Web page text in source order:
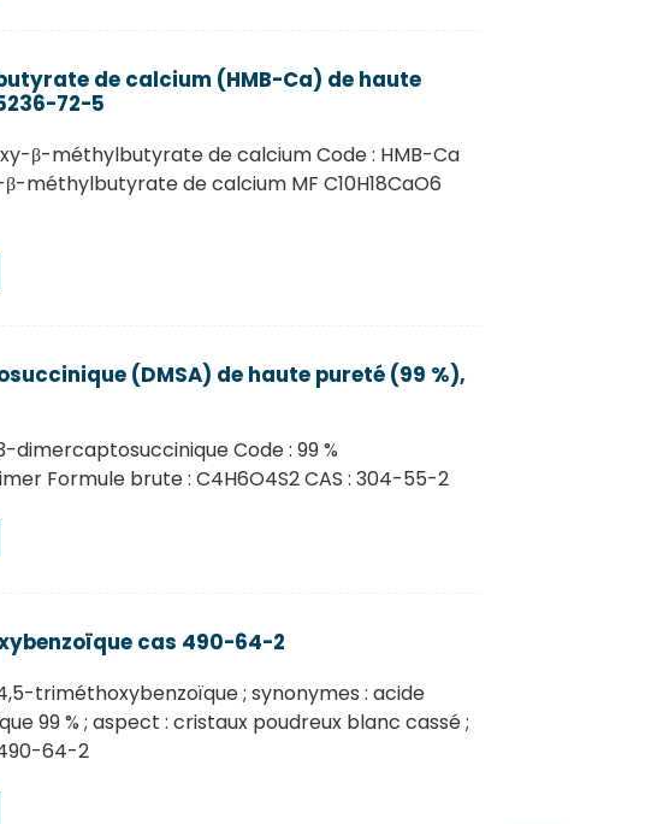
de calcium (HMB-Ca) de haute
72-5
β-méthylbutyrate de calcium Code : HMB-Ca
méthylbutyrate de calcium MF C10H18CaO6
(DMSA) de haute pureté (99 %),
dimercaptosuccinique Code : 99 %
Formule brute : C4H6O4S2 CAS : 304-55-2
cas 490-64-2
triméthoxybenzoïque ; synonymes : acide
99 % ; aspect : cristaux poudreux blanc cassé ;
490-64-2